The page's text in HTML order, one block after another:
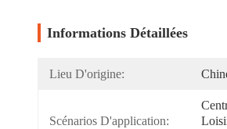
Informations Détaillées
Lieu D'origine:
Scénarios D'application: